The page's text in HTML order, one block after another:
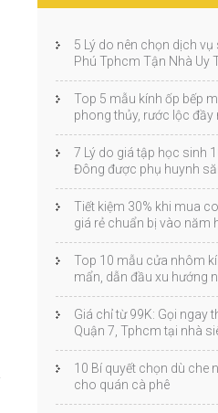
5 Lý do nên chọn dịch
Phú Tphcm Tận Nhà Uy
Top 5 mẫu kính ốp bếp
phong thủy, rước lộc đầy
7 Lý do giá tập học sinh
Đông được phụ huynh
Tiết kiệm 30% khi mua
giá rẻ chuẩn bị vào năm
Top 10 mẫu cửa nhôm
mẩn, dẫn đầu xu hướng
Giá chỉ từ 99K: Gọi ngay
Quận 7, Tphcm tại nhà
10 Bí quyết chọn dù che
cho quán cà phê